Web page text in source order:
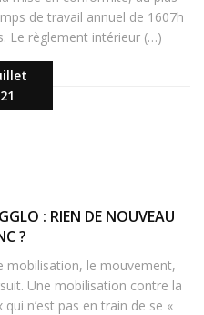
de travail annuel de 1607h
Le règlement intérieur (…)
: RIEN DE NOUVEAU
?
mobilisation, le mouvement,
Une mobilisation contre la
n’est pas en train de se «